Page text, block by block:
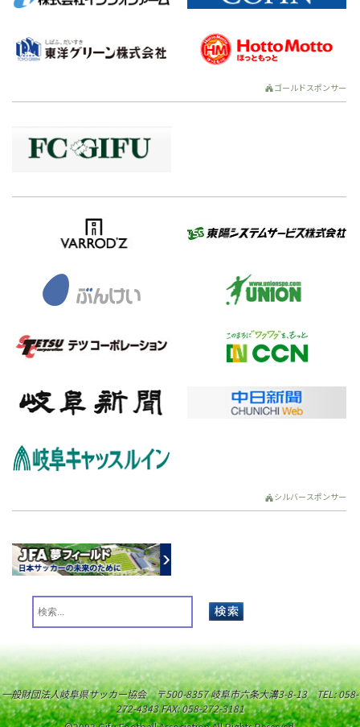
ゴールドスポンサー
シルバースポンサー
一般財団法人岐阜県サッカー協会 〒500-8357 岐阜市六条大溝3-8-13 TEL: 058-
272-4343 FAX: 058-272-3181